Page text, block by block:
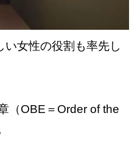
い女性の役割も率先し
（OBE＝Order of the